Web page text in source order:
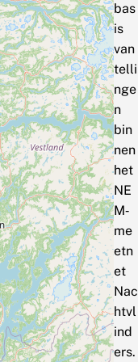
bas
is
van
telli
nge
n
bin
nen
het
NE
M‑
me
etn
et
Nac
htvl
ind
ers.